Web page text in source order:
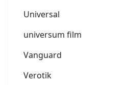
Universal
universum film
Vanguard
Verotik